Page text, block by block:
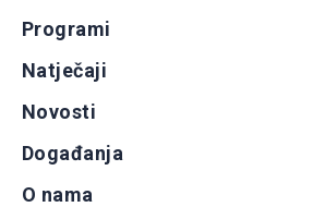
Programi
Natječaji
Novosti
Događanja
O nama